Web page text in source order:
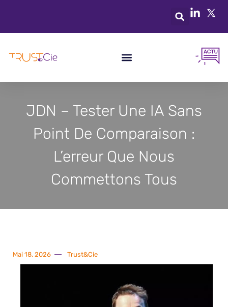
JDN – Tester Une IA Sans
Point De Comparaison :
L’erreur Que Nous
Commettons Tous
Mai 18, 2026 Trust&Cie